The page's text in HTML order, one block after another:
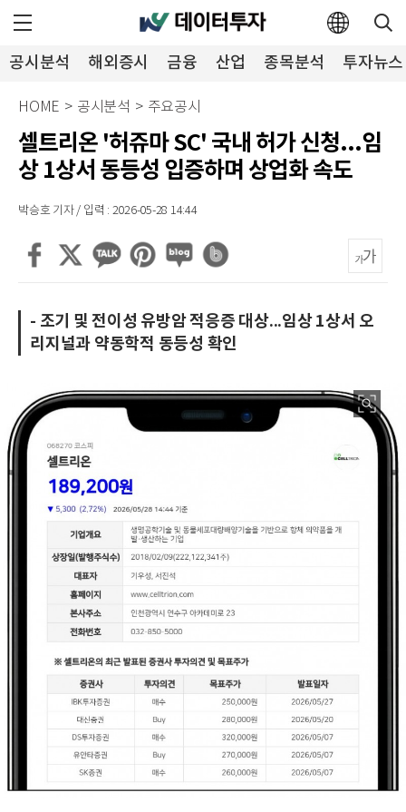
공시분석 해외증시 금융 산업 종목분석 투자뉴스
HOME > 공시분석 > 주요공시
셀트리온 '허쥬마 SC' 국내 허가 신청...임
상 1상서 동등성 입증하며 상업화 속도
박승호 기자 / 입력 : 2026-05-28 14:44
- 조기 및 전이성 유방암 적응증 대상...임상 1상서 오
리지널과 약동학적 동등성 확인